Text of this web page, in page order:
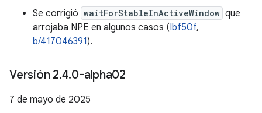
Se corrigió waitForStableInActiveWindow que
arrojaba NPE en algunos casos (Ibf50f,
b/417046391).
Versión 2.4.0-alpha02
7 de mayo de 2025